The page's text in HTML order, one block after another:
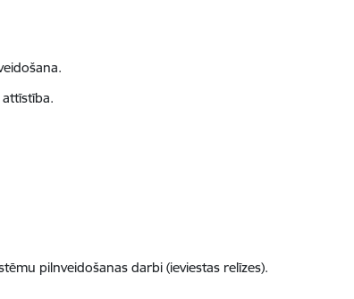
pilnveidošanas darbi (ieviestas relīzes).